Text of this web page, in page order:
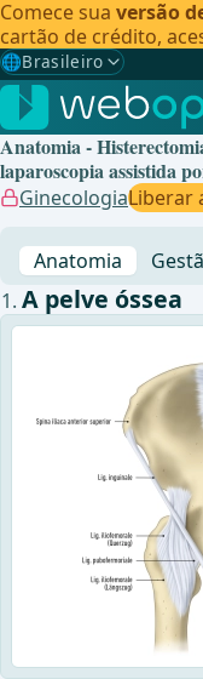
Comece sua versão
cartão de crédito,
🌐Brasileiro
Gewählte Sprache:
🇩🇪 Alemão
🇬🇧Inglês
🇪🇸Espanhol
🇧🇷Brasileiro
Anatomia -
laparoscopia assistida
GinecologiaLiberar
Anatomia
A pelve óssea